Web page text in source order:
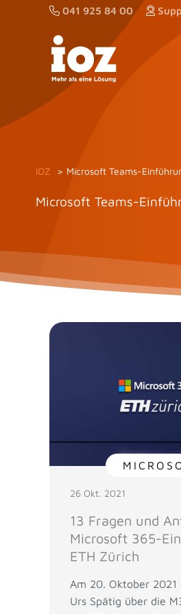
041 925 84 00
IOZ Microsoft Teams-
Microsoft Teams-
26 Okt. 2021
13 Fragen und
Microsoft 365-
ETH Zürich
Am 20. Oktober 2021
Urs Spätig über die